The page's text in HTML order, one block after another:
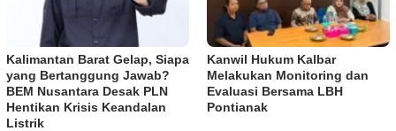
Kalimantan Barat Gelap, Siapa
yang Bertanggung Jawab?
BEM Nusantara Desak PLN
Hentikan Krisis Keandalan
Listrik
Kanwil Hukum Kalbar
Melakukan Monitoring dan
Evaluasi Bersama LBH
Pontianak